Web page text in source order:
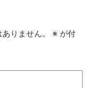
りません。 ※ が付